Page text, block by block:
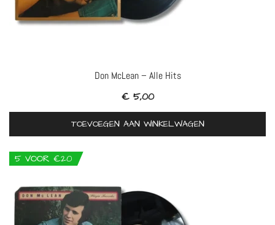
Don McLean – Alle Hits
€5,00
TOEVOEGEN AAN WINKELWAGEN
5 VOOR €20